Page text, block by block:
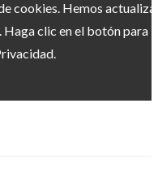
cookies. Hemos
clic en el botón para